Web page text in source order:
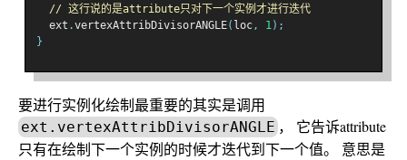
// 这行说的是attribute只对下一个实例才进行迭代
  ext
.vertexAttribDivisorANGLE( loc, 1);
}
要进行实例化绘制最重要的其实是调用
ext.vertexAttribDivisorANGLE ， 它告诉attribute
只有在绘制下一个实例的时候才迭代到下一个值。 意思是